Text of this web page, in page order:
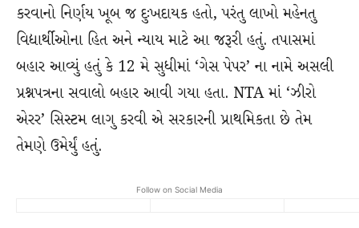
કરવાનો નિર્ણય ખૂબ જ દુઃખદાયક હતો, પરંતુ લાખો મહેનતુ
વિદ્યાર્થીઓના હિત અને ન્યાય માટે આ જરૂરી હતું. તપાસમાં
બહાર આવ્યું હતું કે 12 મે સુધીમાં ‘ગેસ પેપર’ ના નામે અસલી
પ્રશ્નપત્રના સવાલો બહાર આવી ગયા હતા. NTA માં ‘ઝીરો
એરર’ સિસ્ટમ લાગુ કરવી એ સરકારની પ્રાથમિકતા છે તેમ
તેમણે ઉમેર્યું હતું.
Follow on Social Media